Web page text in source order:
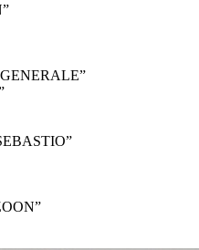
”
”
”
”